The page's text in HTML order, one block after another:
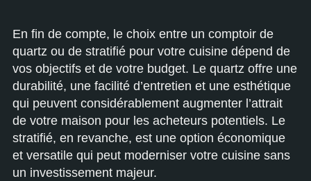
En fin de compte, le choix entre un comptoir de
quartz ou de stratifié pour votre cuisine dépend de
vos objectifs et de votre budget. Le quartz offre une
durabilité, une facilité d’entretien et une esthétique
qui peuvent considérablement augmenter l’attrait
de votre maison pour les acheteurs potentiels. Le
stratifié, en revanche, est une option économique
et versatile qui peut moderniser votre cuisine sans
un investissement majeur.